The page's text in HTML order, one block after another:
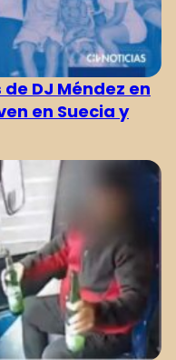
de DJ Méndez en
en Suecia y